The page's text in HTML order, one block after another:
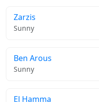
Zarzis
Sunny
Ben Arous
Sunny
El Hamma